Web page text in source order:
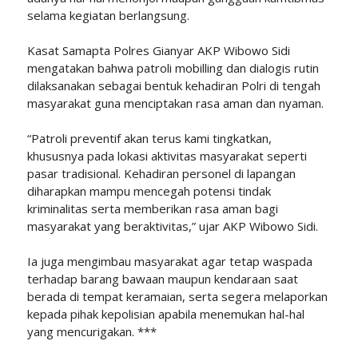
selama kegiatan berlangsung.
Kasat Samapta Polres Gianyar AKP Wibowo Sidi
mengatakan bahwa patroli mobilling dan dialogis rutin
dilaksanakan sebagai bentuk kehadiran Polri di tengah
masyarakat guna menciptakan rasa aman dan nyaman.
“Patroli preventif akan terus kami tingkatkan,
khususnya pada lokasi aktivitas masyarakat seperti
pasar tradisional. Kehadiran personel di lapangan
diharapkan mampu mencegah potensi tindak
kriminalitas serta memberikan rasa aman bagi
masyarakat yang beraktivitas,” ujar AKP Wibowo Sidi.
Ia juga mengimbau masyarakat agar tetap waspada
terhadap barang bawaan maupun kendaraan saat
berada di tempat keramaian, serta segera melaporkan
kepada pihak kepolisian apabila menemukan hal-hal
yang mencurigakan. ***